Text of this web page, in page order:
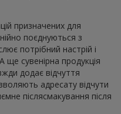
призначених для
поєднуються з
потрібний настрій і
сувенірна продукція
додає відчуття
адресату відчути
післясмакування після